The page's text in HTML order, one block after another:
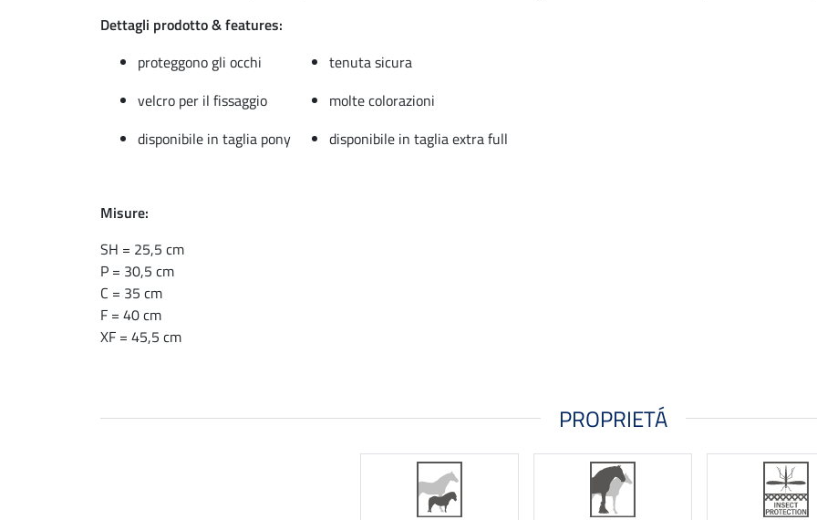
Dettagli prodotto & features:
proteggono gli occhi
tenuta sicura
velcro per il fissaggio
molte colorazioni
disponibile in taglia pony
disponibile in taglia extra full
Misure:
SH = 25,5 cm
P = 30,5 cm
C = 35 cm
F = 40 cm
XF = 45,5 cm
PROPRIETÁ